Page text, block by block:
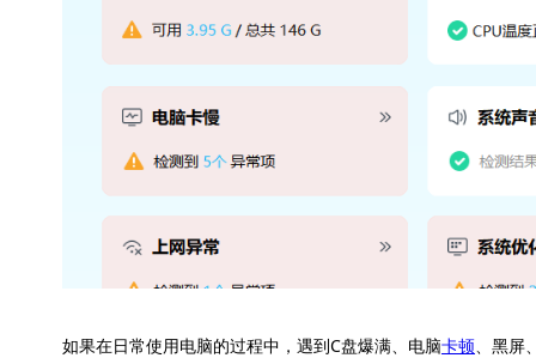
如果在日常使用电脑的过程中，遇到C盘爆满、电脑卡顿、黑屏